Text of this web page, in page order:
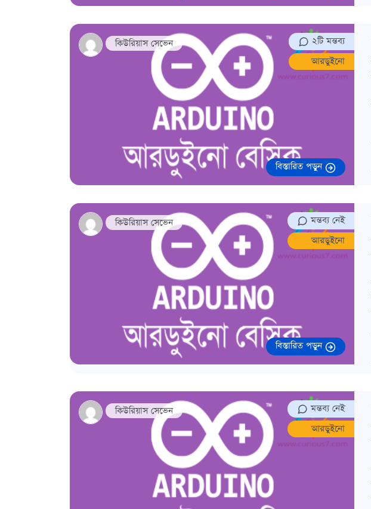
কিউরিয়াস সেভেন
২টি মন্তব্য
আরডুইনো
বিস্তারিত পড়ুন
কিউরিয়াস সেভেন
মন্তব্য নেই
আরডুইনো
বিস্তারিত পড়ুন
কিউরিয়াস সেভেন
মন্তব্য নেই
আরডুইনো